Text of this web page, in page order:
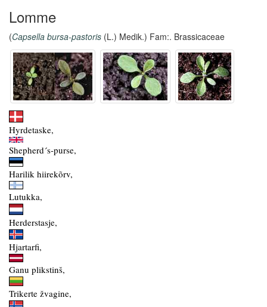
Lomme
(Capsella bursa-pastoris (L.) Medik.) Fam:. Brassicaceae
Hyrdetaske,
Shepherd´s-purse,
Harilik hiirekõrv,
Lutukka,
Herderstasje,
Hjartarfi,
Ganu plikstinš,
Trikerte žvagine,